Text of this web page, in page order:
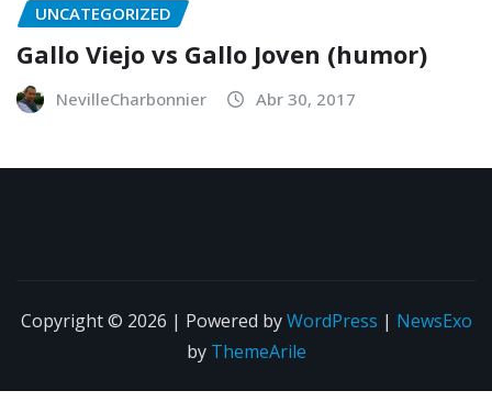
UNCATEGORIZED
Gallo Viejo vs Gallo Joven (humor)
NevilleCharbonnier Abr 30, 2017
Copyright © 2026 | Powered byWordPress | NewsExo
by ThemeArile